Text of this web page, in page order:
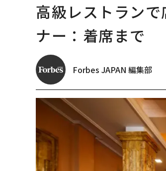
高級レストラン
ナー：着席まで
Forbes JAPAN 編集部